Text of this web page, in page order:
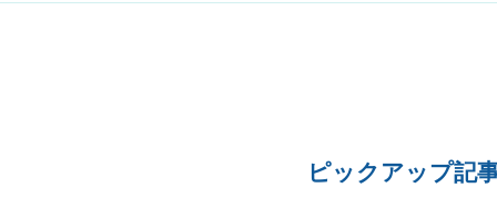
ピックアップ記